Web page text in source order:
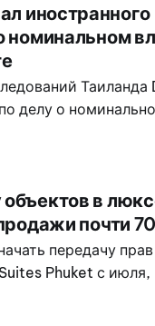
иностранного
номинальном
Таиланда
делу о
на Пхукете,
объектов в
почти
передачу
Phuket с июля,
или почти